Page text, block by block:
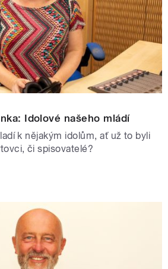
Idolové našeho mládí
k nějakým idolům, ať už to byli
či spisovatelé?